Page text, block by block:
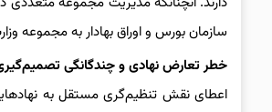
سازمان بورس و اوراق بهادار به مجموعه
خطر تعارض نهادی و چندگانگی
اعطای نقش تنظیم‌گری مستقل به